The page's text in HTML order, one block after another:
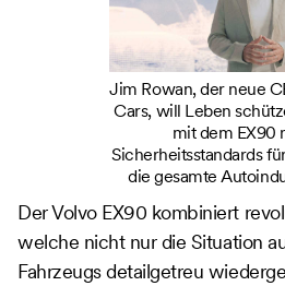
Jim Rowan, der neue
Cars, will Leben
mit dem EX90
Sicherheitsstandards
die gesamte
Der Volvo EX90 kombiniert
welche nicht nur die Situation
Fahrzeugs detailgetreu